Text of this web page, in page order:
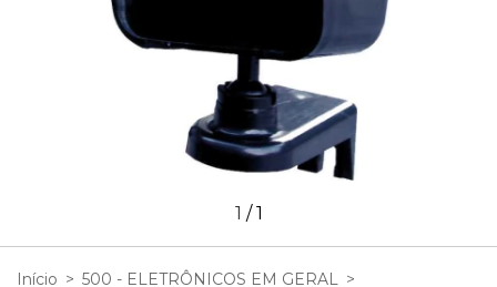
1 /1
Início > 500 - ELETRÔNICOS EM GERAL >